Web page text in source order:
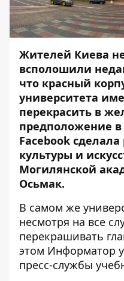
Жителей Киева
всполошили
что красный
университета
перекрасить в
предположение в
Facebook
культуры и
Могилянской
Осьмак.
В самом же
несмотря на все
перекрашивать
этом Информатор
пресс-службы